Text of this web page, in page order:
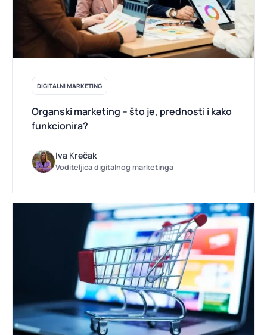
DIGITALNI MARKETING
Organski marketing – što je, prednosti i kako
funkcionira?
Iva Krečak
Voditeljica digitalnog marketinga